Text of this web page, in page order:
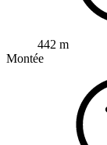
442 m
Montée